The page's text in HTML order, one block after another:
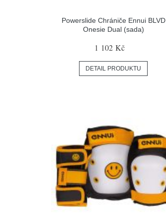
Powerslide Chrániče Ennui BLVD
Onesie Dual (sada)
1 102 Kč
DETAIL PRODUKTU